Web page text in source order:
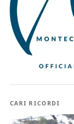
CARI RICORDI